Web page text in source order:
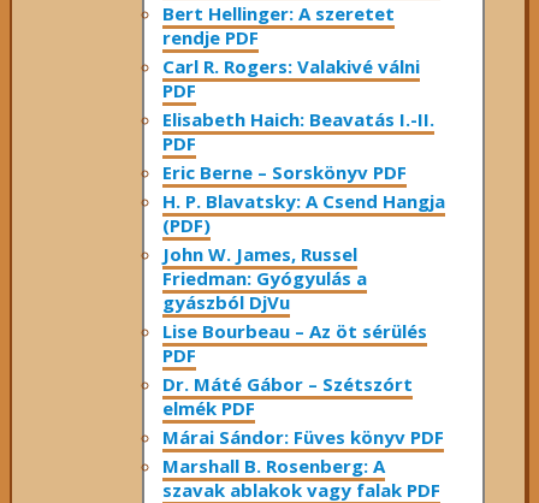
Bert Hellinger: A ​szeretet
rendje PDF
Carl R. Rogers: Valakivé válni
PDF
Elisabeth Haich: Beavatás I.-II.
PDF
Eric Berne – Sorskönyv PDF
H. P. Blavatsky: A Csend Hangja
(PDF)
John W. James, Russel
Friedman: Gyógyulás a
gyászból DjVu
Lise Bourbeau – Az öt sérülés
PDF
Dr. Máté Gábor – Szétszórt
elmék PDF
Márai Sándor: Füves könyv PDF
Marshall B. Rosenberg: A
szavak ablakok vagy falak PDF